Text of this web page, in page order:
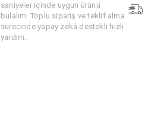
saniyeler içinde uygun ürünü
bulalım. Toplu sipariş ve teklif alma
sürecinde yapay zekâ destekli hızlı
yardım.